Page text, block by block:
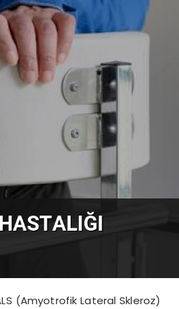
(Amyotrofik Lateral Skleroz)